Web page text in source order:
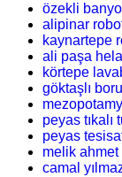
özekli banyo
alipinar
kaynartepe
ali paşa
körtepe
göktaşlı
peyas tıkalı
peyas
melik ahmet
camal